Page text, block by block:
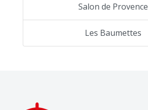
Salon de Provence
Les Baumettes